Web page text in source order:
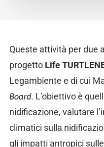
Queste attività per due
progetto Life
Legambiente e di cui
Board. L’obiettivo è
nidificazione, valutare
climatici sulla
gli impatti antropici